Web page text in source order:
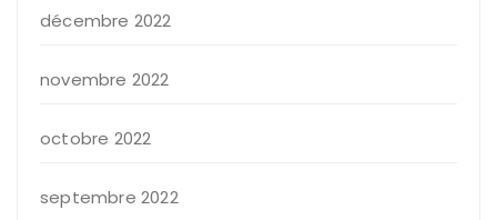
décembre 2022
novembre 2022
octobre 2022
septembre 2022